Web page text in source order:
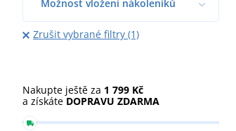
Možnost vložení nákoleníků
Zrušit vybrané filtry (1)
Nakupte ještě za 1 799 Kč
a získáte DOPRAVU ZDARMA